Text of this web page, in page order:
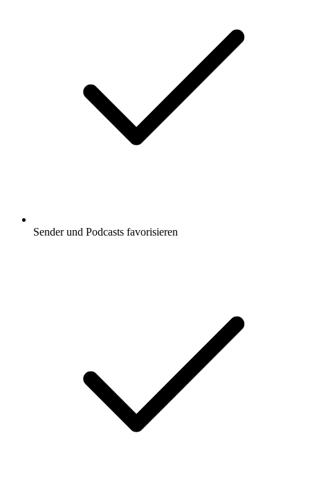
Sender und Podcasts favorisieren